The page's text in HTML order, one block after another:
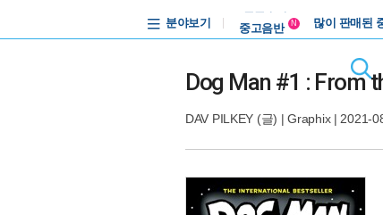
분야보기
중고음반
N 많이 판매된
Dog Man #1 : From
DAV PILKEY (글) |Graphix | 2021-